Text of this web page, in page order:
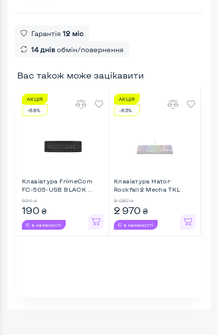
Гарантія 12 міс
14 днів обмін/повернення
Вас також може зацікавити
АКЦІЯ
-68%
Клавіатура FrimeCom
FC-505-USB BLACK ...
594 ₴
190 ₴
Є в наявності
АКЦІЯ
-63%
Клавіатура Hator
Rockfall 2 Mecha TKL
8 027 ₴
2 970 ₴
Є в наявності